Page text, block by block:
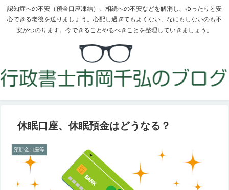
認知症への不安（預金口座凍結）、相続への不安などを解消し、ゆったりと安
心できる老後を送りましょう。心配し過ぎてもよくない、なにもしないのも不
安がつのります。今できることやるべきことを整理していきましょう。
休眠口座、休眠預金はどうなる？
預貯金口座等